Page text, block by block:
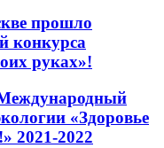
прошло
конкурса
руках»!
«Здоровье
2021-2022